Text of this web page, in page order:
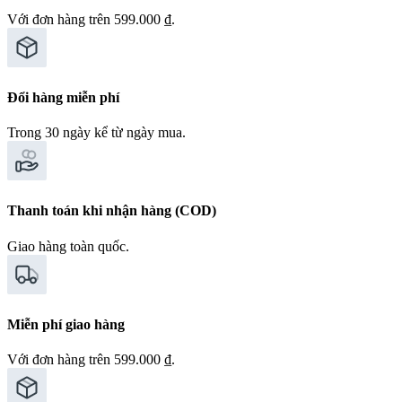
Với đơn hàng trên 599.000 ₫.
Đổi hàng miễn phí
Trong 30 ngày kể từ ngày mua.
Thanh toán khi nhận hàng (COD)
Giao hàng toàn quốc.
Miễn phí giao hàng
Với đơn hàng trên 599.000 ₫.